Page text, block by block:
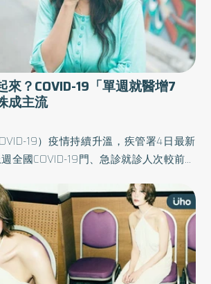
來？COVID-19「單週就醫增7
成主流
19）疫情持續升溫，疾管署4日最新
全國COVID-19門、急診就診人次較前一
新高。疾管署呼籲，如出現喉嚨痛、咳
發燒、疲倦、頭痛及肌肉痠痛等COVID-
用家用快篩試劑自我篩檢，並儘快就